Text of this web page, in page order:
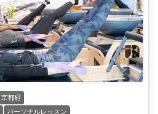
京都府
パーソナルレッスン